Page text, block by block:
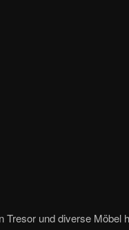
und diverse Möbel